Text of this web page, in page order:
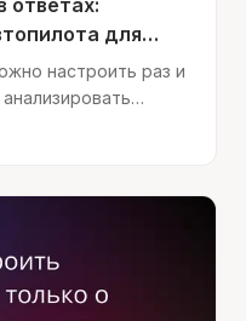
ответах:
для
настроить раз и